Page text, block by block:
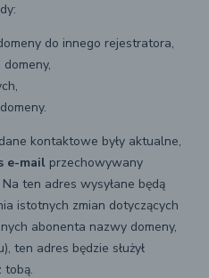
do innego rejestratora,
kontaktowe były aktualne,
e-mail przechowywany
ten adres wysyłane będą
istotnych zmian dotyczących
abonenta nazwy domeny,
ten adres będzie służył
tobą.